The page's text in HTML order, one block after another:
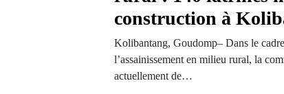
construction à
Kolibantang, Goudomp– Dans le
l’assainissement en milieu rural, la
actuellement de…